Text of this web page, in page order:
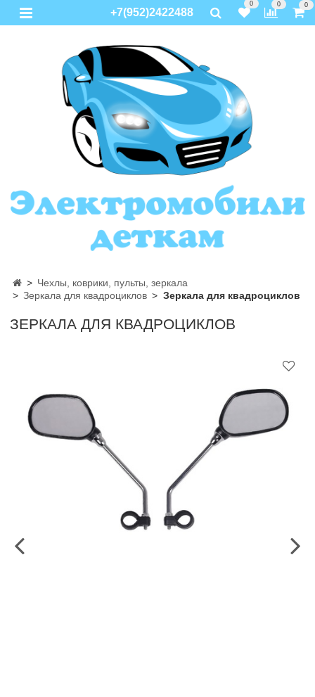
+7(952)2422488
0 0 0
Чехлы, коврики, пульты, зеркала
Зеркала для квадроциклов
Зеркала для квадроциклов
ЗЕРКАЛА ДЛЯ КВАДРОЦИКЛОВ